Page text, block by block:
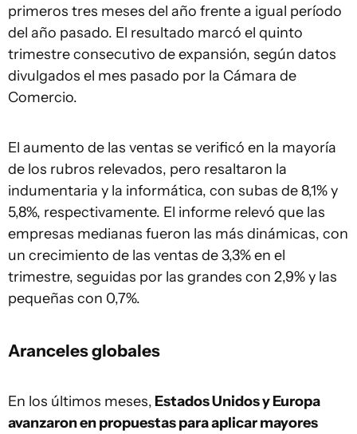
primeros tres meses del año frente a igual período
del año pasado. El resultado marcó el quinto
trimestre consecutivo de expansión, según datos
divulgados el mes pasado por la Cámara de
Comercio.
El aumento de las ventas se verificó en la mayoría
de los rubros relevados, pero resaltaron la
indumentaria y la informática, con subas de 8,1% y
5,8%, respectivamente. El informe relevó que las
empresas medianas fueron las más dinámicas, con
un crecimiento de las ventas de 3,3% en el
trimestre, seguidas por las grandes con 2,9% y las
pequeñas con 0,7%.
Aranceles globales
En los últimos meses, Estados Unidos y Europa
avanzaron en propuestas para aplicar mayores